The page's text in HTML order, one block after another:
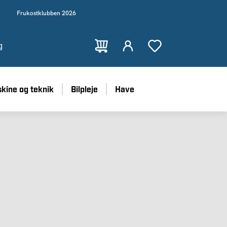
Frukostklubben 2026
og teknik Bilpleje Have